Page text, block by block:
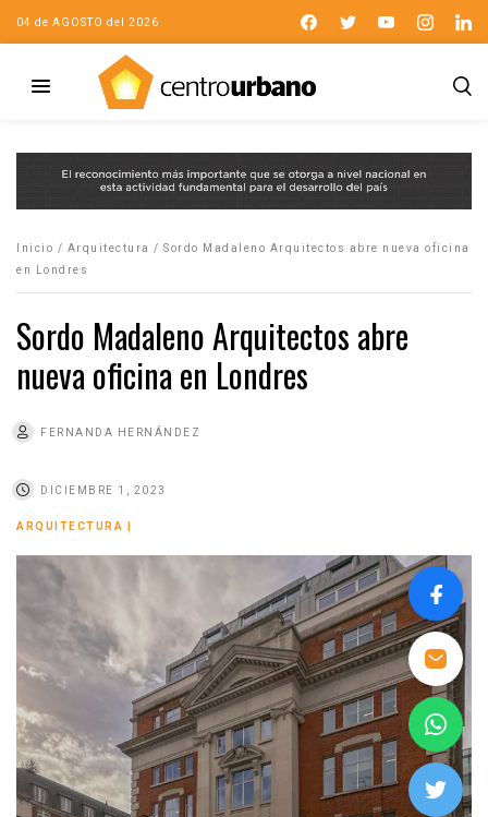
04 de AGOSTO del 2026
Inicio / Arquitectura / Sordo Madaleno Arquitectos abre nueva oficina
en Londres
Sordo Madaleno Arquitectos abre
nueva oficina en Londres
FERNANDA HERNÁNDEZ
DICIEMBRE 1, 2023
ARQUITECTURA